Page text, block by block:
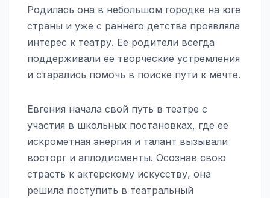
Родилась она в небольшом городке на юге
страны и уже с раннего детства проявляла
интерес к театру. Ее родители всегда
поддерживали ее творческие устремления
и старались помочь в поиске пути к мечте.
Евгения начала свой путь в театре с
участия в школьных постановках, где ее
искрометная энергия и талант вызывали
восторг и аплодисменты. Осознав свою
страсть к актерскому искусству, она
решила поступить в театральный